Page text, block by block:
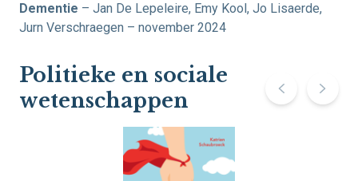
Dementie – Jan De Lepeleire, Emy Kool, Jo Lisaerde,
Jurn Verschraegen – november 2024
Politieke en sociale
wetenschappen